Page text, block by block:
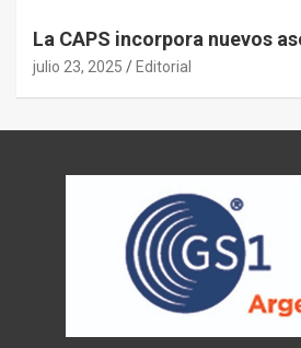
La CAPS incorpora nuevos
julio 23, 2025 Editorial